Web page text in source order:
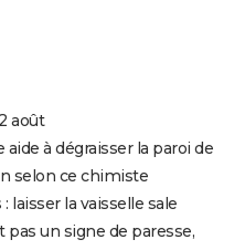
août
à dégraisser la paroi de
selon ce chimiste
laisser la vaisselle sale
un signe de paresse,